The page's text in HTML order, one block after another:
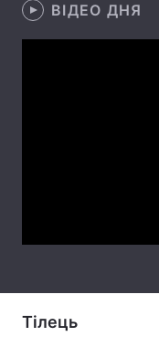
Лонгріди
ВІДЕО ДНЯ
Тілець